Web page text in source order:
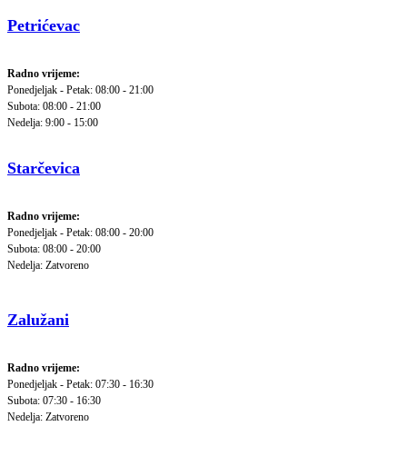
Petrićevac
Radno vrijeme:
Ponedjeljak - Petak: 08:00 - 21:00
Subota: 08:00 - 21:00
Nedelja: 9:00 - 15:00
Starčevica
Radno vrijeme:
Ponedjeljak - Petak: 08:00 - 20:00
Subota: 08:00 - 20:00
Nedelja: Zatvoreno
Zalužani
Radno vrijeme:
Ponedjeljak - Petak: 07:30 - 16:30
Subota: 07:30 - 16:30
Nedelja: Zatvoreno